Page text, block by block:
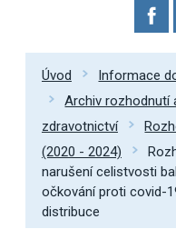
Úvod
Informace
Archiv rozhodnutí
zdravotnictví
(2020 - 2024)
narušení celistvosti
očkování proti covid-
distribuce